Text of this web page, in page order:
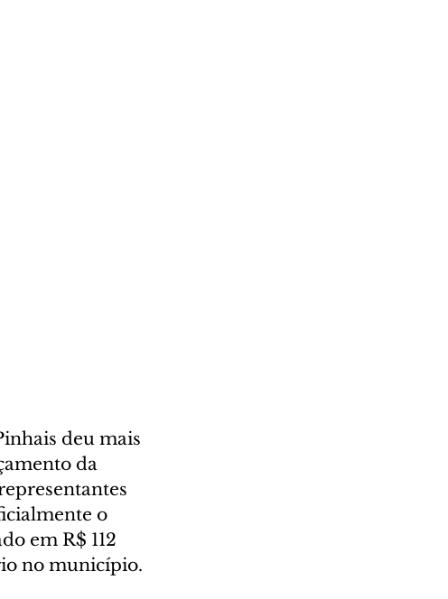
deu mais
da
o
em R$ 112
no município.